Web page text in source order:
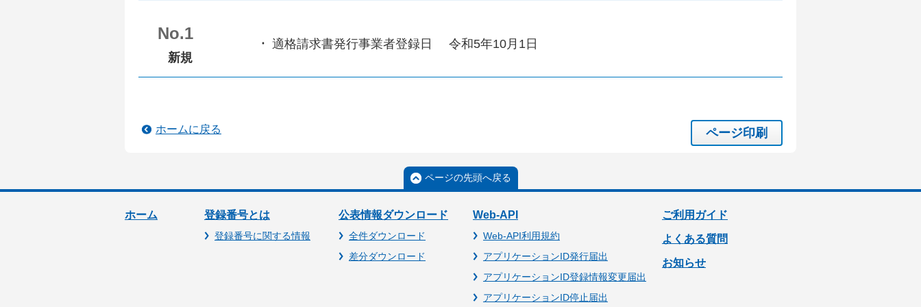
No.1
新規
適格請求書発行事業者登録日 令和5年10月1日
ページ印刷
ホームに戻る
ページの先頭へ戻る
ホーム 登録番号とは
登録番号に関する情報
公表情報ダウンロード
全件ダウンロード
差分ダウンロード
Web-API
Web-API利用規約
アプリケーションID発行届出
アプリケーションID登録情報変更届出
アプリケーションID停止届出
ご利用ガイド
よくある質問
お知らせ